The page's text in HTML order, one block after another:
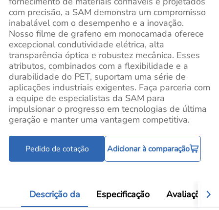
com precisão, a SAM demonstra um compromisso
inabalável com o desempenho e a inovação.
Nosso filme de grafeno em monocamada oferece
excepcional condutividade elétrica, alta
transparência óptica e robustez mecânica. Esses
atributos, combinados com a flexibilidade e a
durabilidade do PET, suportam uma série de
aplicações industriais exigentes. Faça parceria com
a equipe de especialistas da SAM para
impulsionar o progresso em tecnologias de última
geração e manter uma vantagem competitiva.
Pedido de cotação Adicionar à comparação
Descrição da Especificação Avaliações